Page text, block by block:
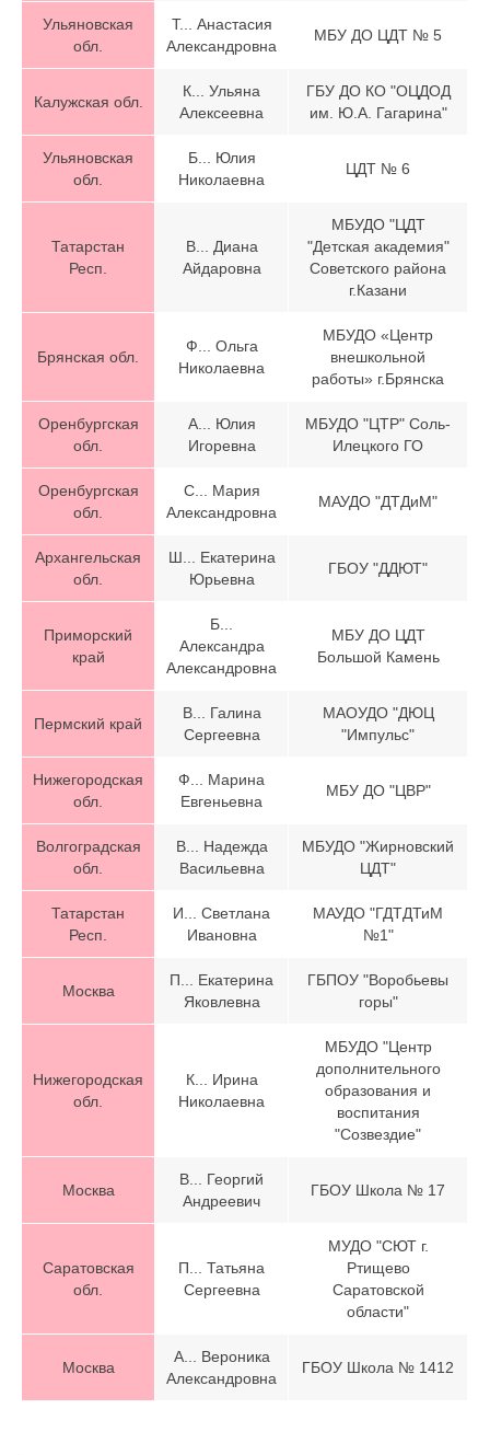
Ульяновская
обл.
Т... Анастасия
Александровна
МБУ ДО ЦДТ № 5
Калужская обл.
К... Ульяна
Алексеевна
ГБУ ДО КО "ОЦДОД
им. Ю.А. Гагарина"
Ульяновская
обл.
Б... Юлия
Николаевна
ЦДТ № 6
Татарстан
Респ.
В... Диана
Айдаровна
МБУДО "ЦДТ
"Детская академия"
Советского района
г.Казани
Брянская обл.
Ф... Ольга
Николаевна
МБУДО «Центр
внешкольной
работы» г.Брянска
Оренбургская
обл.
А... Юлия
Игоревна
МБУДО "ЦТР" Соль-
Илецкого ГО
Оренбургская
обл.
С... Мария
Александровна
МАУДО "ДТДиМ"
Архангельская
обл.
Ш... Екатерина
Юрьевна
ГБОУ "ДДЮТ"
Приморский
край
Б...
Александра
Александровна
МБУ ДО ЦДТ
Большой Камень
Пермский край
В... Галина
Сергеевна
МАОУДО "ДЮЦ
"Импульс"
Нижегородская
обл.
Ф... Марина
Евгеньевна
МБУ ДО "ЦВР"
Волгоградская
обл.
В... Надежда
Васильевна
МБУДО "Жирновский
ЦДТ"
Татарстан
Респ.
И... Светлана
Ивановна
МАУДО "ГДТДТиМ
№1"
Москва
П... Екатерина
Яковлевна
ГБПОУ "Воробьевы
горы"
Нижегородская
обл.
К... Ирина
Николаевна
МБУДО "Центр
дополнительного
образования и
воспитания
"Созвездие"
Москва
В... Георгий
Андреевич
ГБОУ Школа № 17
Саратовская
обл.
П... Татьяна
Сергеевна
МУДО "СЮТ г.
Ртищево
Саратовской
области"
Москва
А... Вероника
Александровна
ГБОУ Школа № 1412